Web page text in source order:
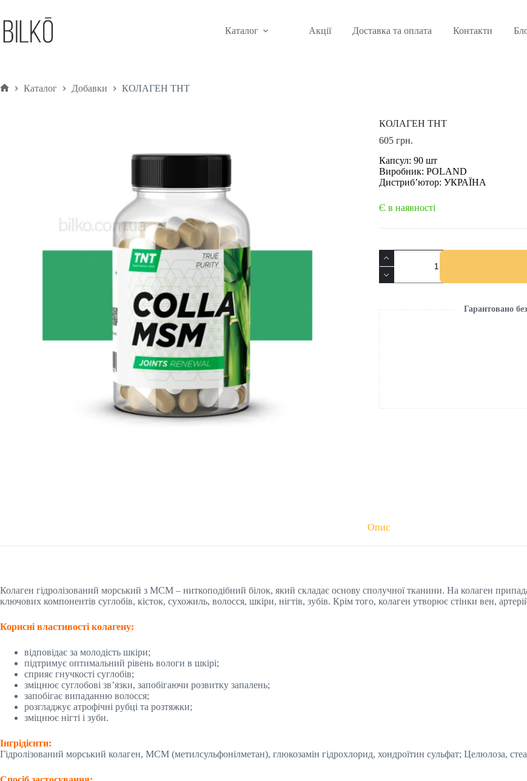
Каталог Акції Доставка та оплата Контакти
Каталог Добавки КОЛАГЕН ТНТ
КОЛАГЕН ТНТ
605 грн.
Капсул: 90 шт
Виробник: POLAND
Дистриб’ютор: УКРАЇНА
Є в наявності
Гарантовано
Опис
Колаген гідролізований морський з МСМ – ниткоподібний білок, який складає основу сполучної тканини. На колаген
ключових компонентів суглобів, кісток, сухожиль, волосся, шкіри, нігтів, зубів. Крім того, колаген утворює стінки вен, артерій
Корисні властивості колагену:
відповідає за молодість шкіри;
підтримує оптимальний рівень вологи в шкірі;
сприяє гнучкості суглобів;
зміцнює суглобові зв’язки, запобігаючи розвитку запалень;
запобігає випаданню волосся;
розгладжує атрофічні рубці та розтяжки;
зміцнює нігті і зуби.
Інгрідієнти:
Гідролізований морський колаген, МСМ (метилсульфонілметан), глюкозамін гідрохлорид, хондроїтин сульфат; Целюлоза,